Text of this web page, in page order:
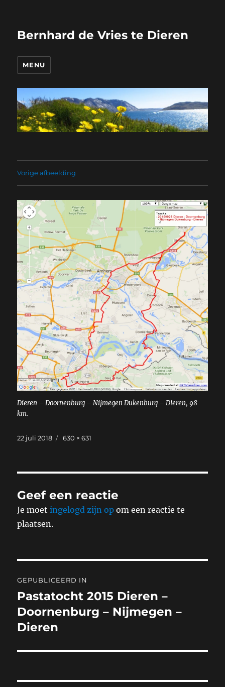
Bernhard de Vries te Dieren
MENU
Vorige afbeelding
Dieren – Doornenburg – Nijmegen Dukenburg – Dieren, 98
km.
Geplaatst
22 juli 2018
Volledige
630 × 631
Geef een reactie
Je moetingelogd zijn op om een reactie te
plaatsen.
navigatie
GEPUBLICEERD IN
Pastatocht 2015 Dieren –
Doornenburg – Nijmegen –
Dieren